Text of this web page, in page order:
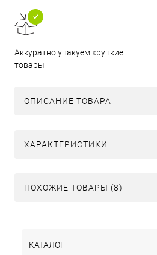
Аккуратно упакуем хрупкие
товары
ОПИСАНИЕ ТОВАРА
ХАРАКТЕРИСТИКИ
ПОХОЖИЕ ТОВАРЫ (8)
КАТАЛОГ